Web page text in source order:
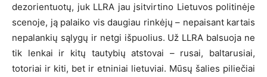
dezorientuotų, juk LLRA jau įsitvirtino Lietuvos politinėje
scenoje, ją palaiko vis daugiau rinkėjų – nepaisant kartais
nepalankių sąlygų ir netgi išpuolius. Už LLRA balsuoja ne
tik lenkai ir kitų tautybių atstovai – rusai, baltarusiai,
totoriai ir kiti, bet ir etniniai lietuviai. Mūsų šalies piliečiai